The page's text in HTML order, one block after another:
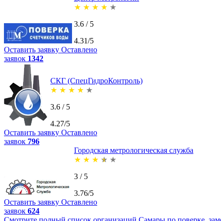
★ ★ ★ ★ ★
3.6 / 5
4.31/5
Оставить заявку Оставлено
заявок 1342
СКГ (СпецГидроКонтроль)
★ ★ ★ ★ ★
3.6 / 5
4.27/5
Оставить заявку Оставлено
заявок 796
Городская метрологическая служба
★ ★ ★ ★ ★
3 / 5
3.76/5
Оставить заявку Оставлено
заявок 624